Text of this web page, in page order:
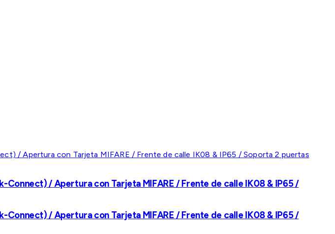
/ Apertura con Tarjeta MIFARE / Frente de calle IK08 & IP65 /
/ Apertura con Tarjeta MIFARE / Frente de calle IK08 & IP65 /